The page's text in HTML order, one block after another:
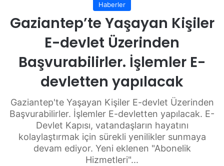
Haberler
Gaziantep’te Yaşayan Kişiler
E-devlet Üzerinden
Başvurabilirler. İşlemler E-
devletten yapılacak
Gaziantep'te Yaşayan Kişiler E-devlet Üzerinden
Başvurabilirler. İşlemler E-devletten yapılacak. E-
Devlet Kapısı, vatandaşların hayatını
kolaylaştırmak için sürekli yenilikler sunmaya
devam ediyor. Yeni eklenen "Abonelik
Hizmetleri"...